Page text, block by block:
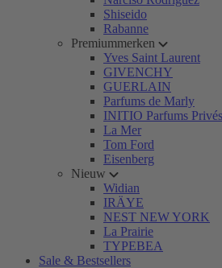
Shiseido
Rabanne
Premiummerken
Yves Saint Laurent
GIVENCHY
GUERLAIN
Parfums de Marly
INITIO Parfums Privés
La Mer
Tom Ford
Eisenberg
Nieuw
Widian
IRÄYE
NEST NEW YORK
La Prairie
TYPEBEA
Sale & Bestsellers